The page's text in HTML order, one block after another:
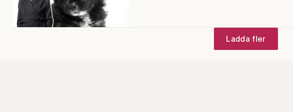
Ladda fler